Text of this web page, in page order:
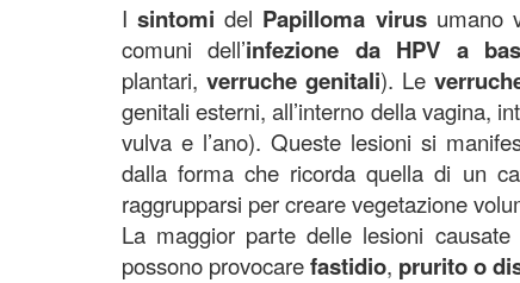
Isintomi del Papilloma virusumano
comuni dell’infezione da HPV a
plantari, verruche genitali). Le
genitali esterni, all’interno della vagina,
vulva e l’ano). Queste lesioni si
dalla forma che ricorda quella di un
raggrupparsi per creare vegetazione
La maggior parte delle lesioni
possono provocarefastidio, pruritoo